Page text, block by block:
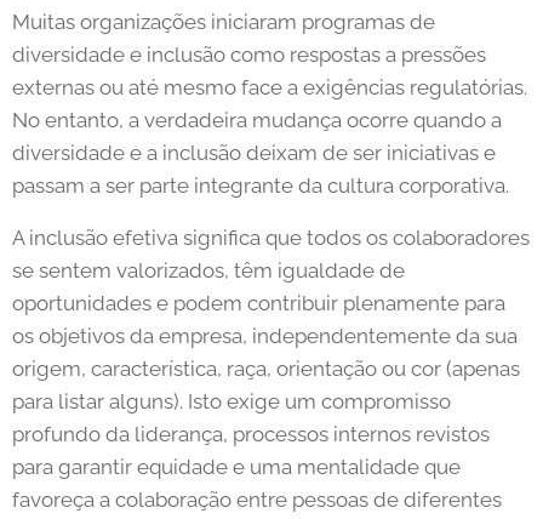
Muitas organizações iniciaram programas de
diversidade e inclusão como respostas a pressões
externas ou até mesmo face a exigências regulatórias.
No entanto, a verdadeira mudança ocorre quando a
diversidade e a inclusão deixam de ser iniciativas e
passam a ser parte integrante da cultura corporativa.
A inclusão efetiva significa que todos os colaboradores
se sentem valorizados, têm igualdade de
oportunidades e podem contribuir plenamente para
os objetivos da empresa, independentemente da sua
origem, característica, raça, orientação ou cor (apenas
para listar alguns). Isto exige um compromisso
profundo da liderança, processos internos revistos
para garantir equidade e uma mentalidade que
favoreça a colaboração entre pessoas de diferentes